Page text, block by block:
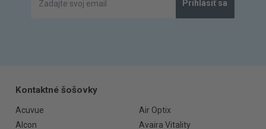
Prihlásiť sa
Kontaktné šošovky
Acuvue
Air Optix
Alcon
Avaira Vitality